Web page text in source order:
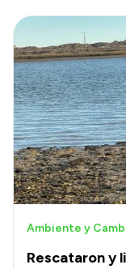
Rescataron y
Ambiente y